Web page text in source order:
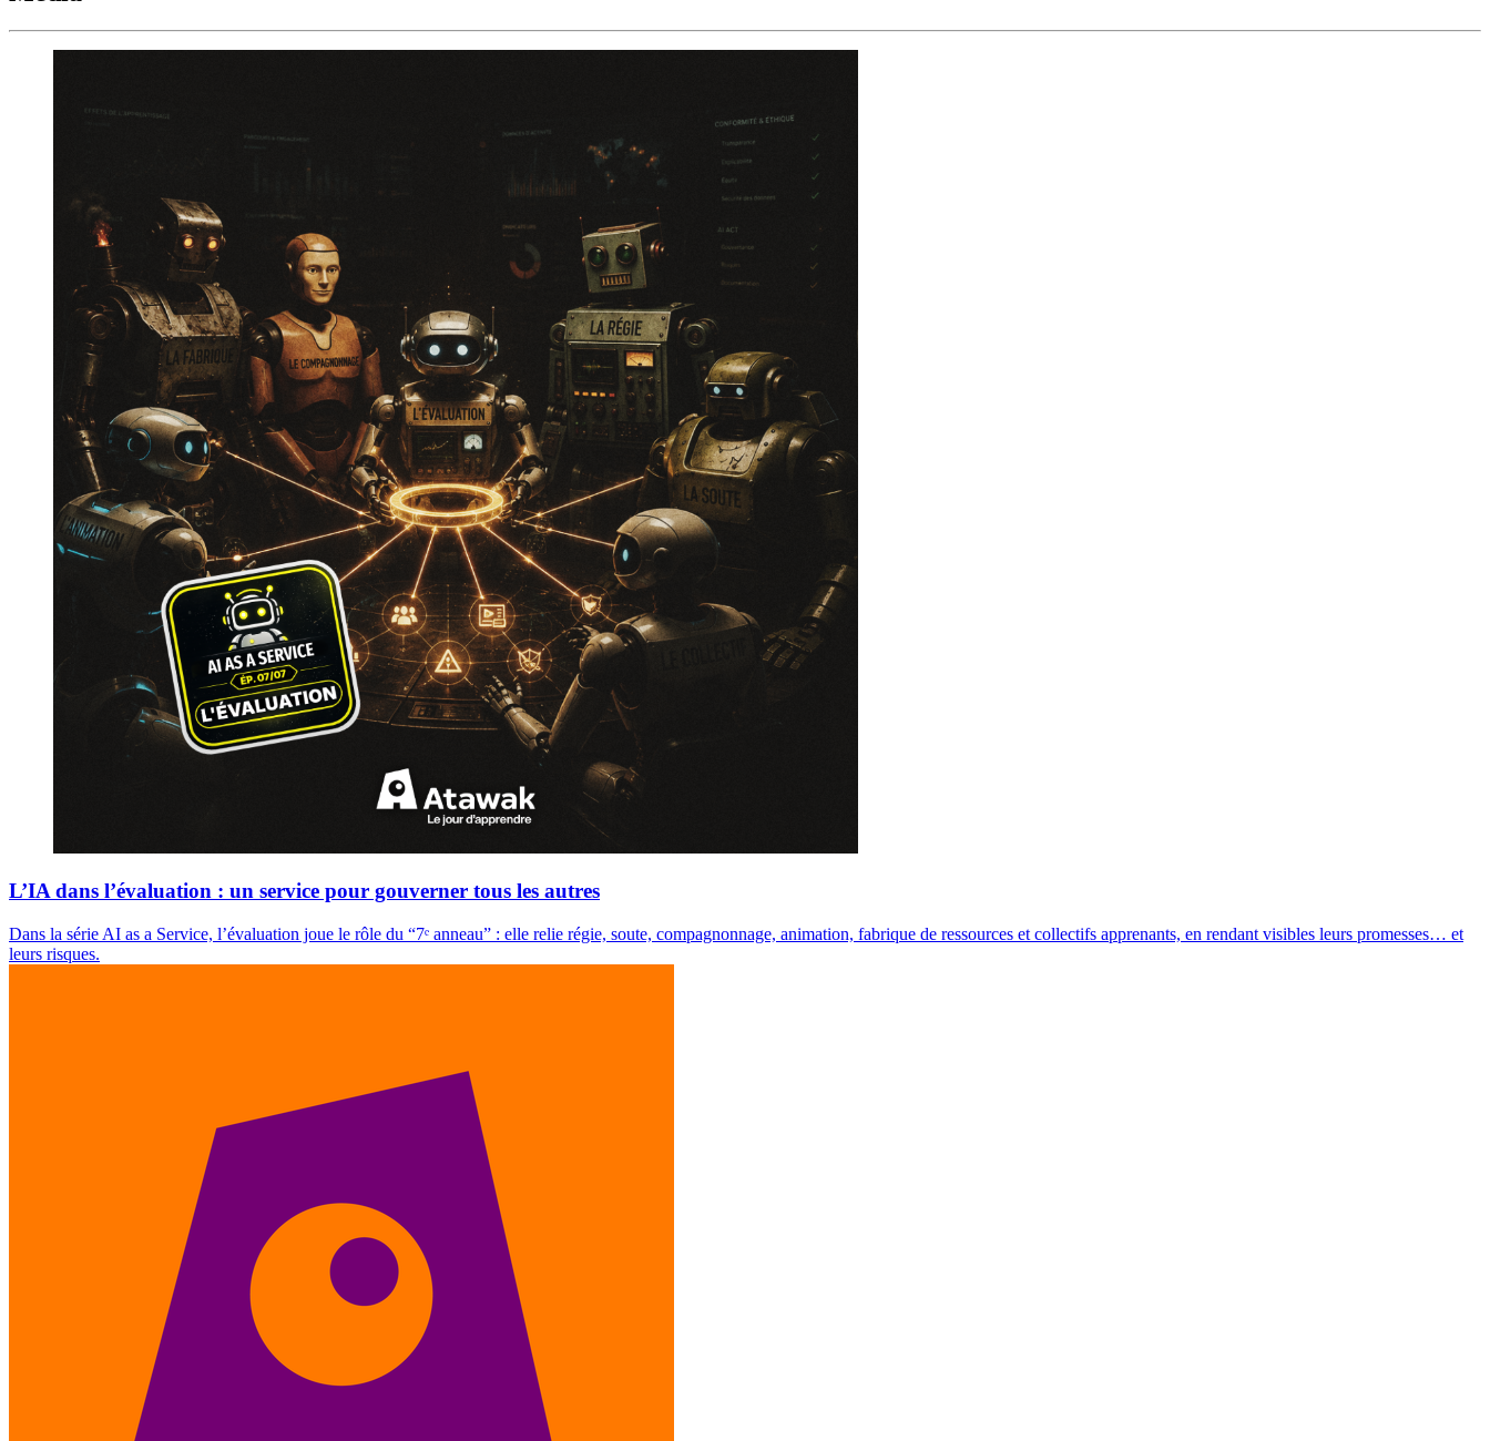
L’IA dans l’évaluation : un service pour gouverner tous les autres
Dans la série AI as a Service, l’évaluation joue le rôle du “7ᵉ anneau” : elle relie régie, soute, compagnonnage, animation, fabrique de ressources et collectifs apprenants, en rendant visibles leurs promesses… et
leurs risques.